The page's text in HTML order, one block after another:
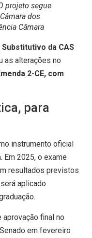
projeto segue
dos
Câmara
Substitutivo da CAS
as alterações no
2-CE, com
para
instrumento oficial
Em 2025, o exame
resultados previstos
aplicado
final no
em fevereiro